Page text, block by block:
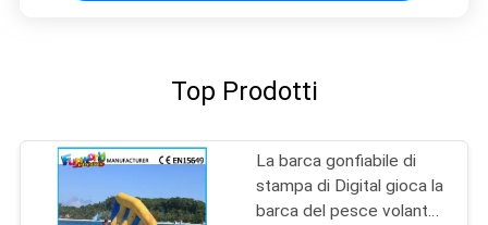
Top Prodotti
La barca gonfiabile di
stampa di Digital gioca la
barca del pesce volante